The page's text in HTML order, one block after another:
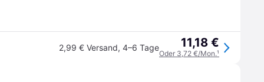
2,99 € Versand, 4–6 Tage 11,18 €
Oder 3,72 €/Mon.¹